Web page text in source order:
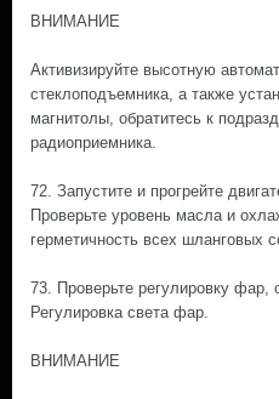
ВНИМАНИЕ
Активизируйте высотную
стеклоподъемника, а также
магнитолы, обратитесь к
радиоприемника.
72. Запустите и прогрейте
Проверьте уровень масла и
герметичность всех шланговых
73. Проверьте регулировку фар,
Регулировка света фар.
ВНИМАНИЕ